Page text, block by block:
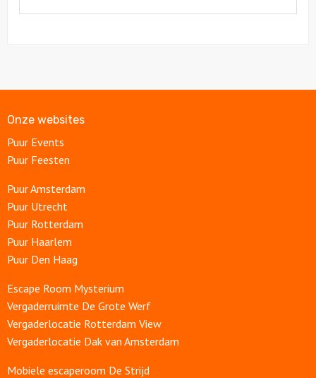
Onze websites
Puur Events
Puur Feesten
Puur Amsterdam
Puur Utrecht
Puur Rotterdam
Puur Haarlem
Puur Den Haag
Escape Room Mysterium
Vergaderruimte De Grote Werf
Vergaderlocatie Rotterdam View
Vergaderlocatie Dak van Amsterdam
Mobiele escaperoom De Strijd